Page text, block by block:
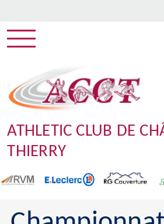
ATHLETIC CLUB DE
THIERRY